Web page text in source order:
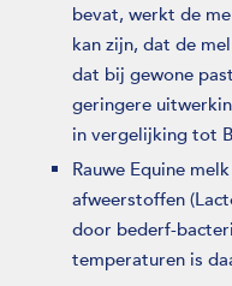
bevat, werkt de
kan zijn, dat de
dat bij gewone
geringere
in vergelijking tot
Rauwe Equine
afweerstoffen
door bederf-
temperaturen is